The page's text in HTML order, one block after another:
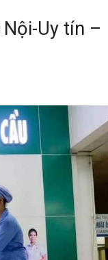
Uy tín –